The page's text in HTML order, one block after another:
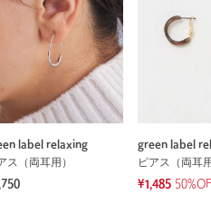
label relaxing
ス（両耳用）
green label
ピアス（両耳用
¥1,485